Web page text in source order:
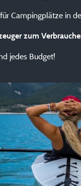
Campingplätze in
zum
jedes Budget!